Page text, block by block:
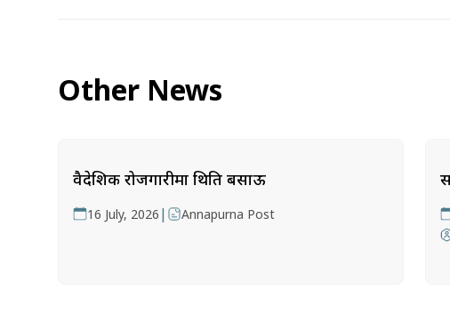
Other News
वैदेशिक रोजगारीमा थिति बसाऊ
16 July, 2026 | Annapurna Post